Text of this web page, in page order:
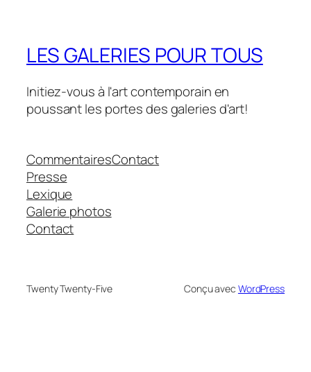
LES GALERIES POUR TOUS
Initiez-vous à l'art contemporain en
poussant les portes des galeries d'art!
Commentaires
Presse
Lexique
Galerie photos
Contact
Contact
Twenty Twenty-Five Conçu avec WordPress